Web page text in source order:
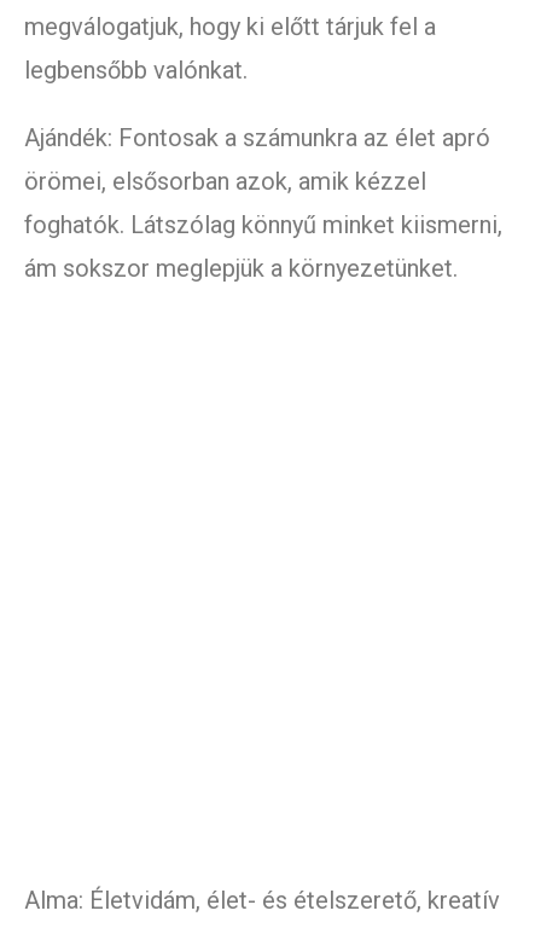
megválogatjuk, hogy ki előtt tárjuk fel a
legbensőbb valónkat.
Ajándék: Fontosak a számunkra az élet apró
örömei, elsősorban azok, amik kézzel
foghatók. Látszólag könnyű minket kiismerni,
ám sokszor meglepjük a környezetünket.
Alma: Életvidám, élet- és ételszerető, kreatív